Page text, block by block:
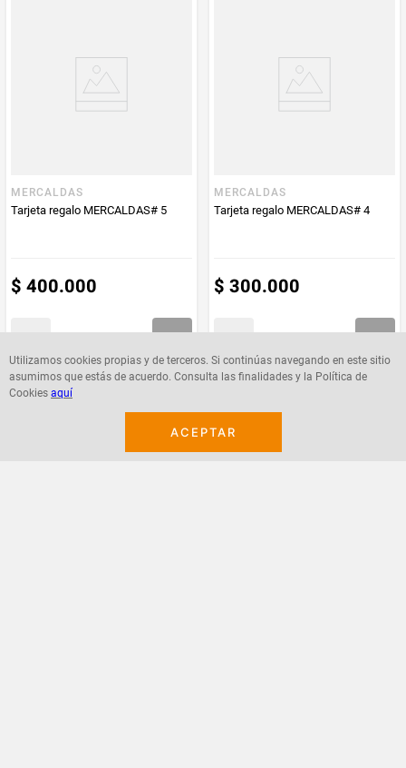
Utilizamos cookies propias y de terceros. Si continúas navegando en este sitio
asumimos que estás de acuerdo. Consulta las finalidades y la Política de
Cookies aquí
ACEPTAR
MERCALDAS
Tarjeta regalo MERCALDAS# 5
$ 400.000
MERCALDAS
Tarjeta regalo MERCALDAS# 4
$ 300.000